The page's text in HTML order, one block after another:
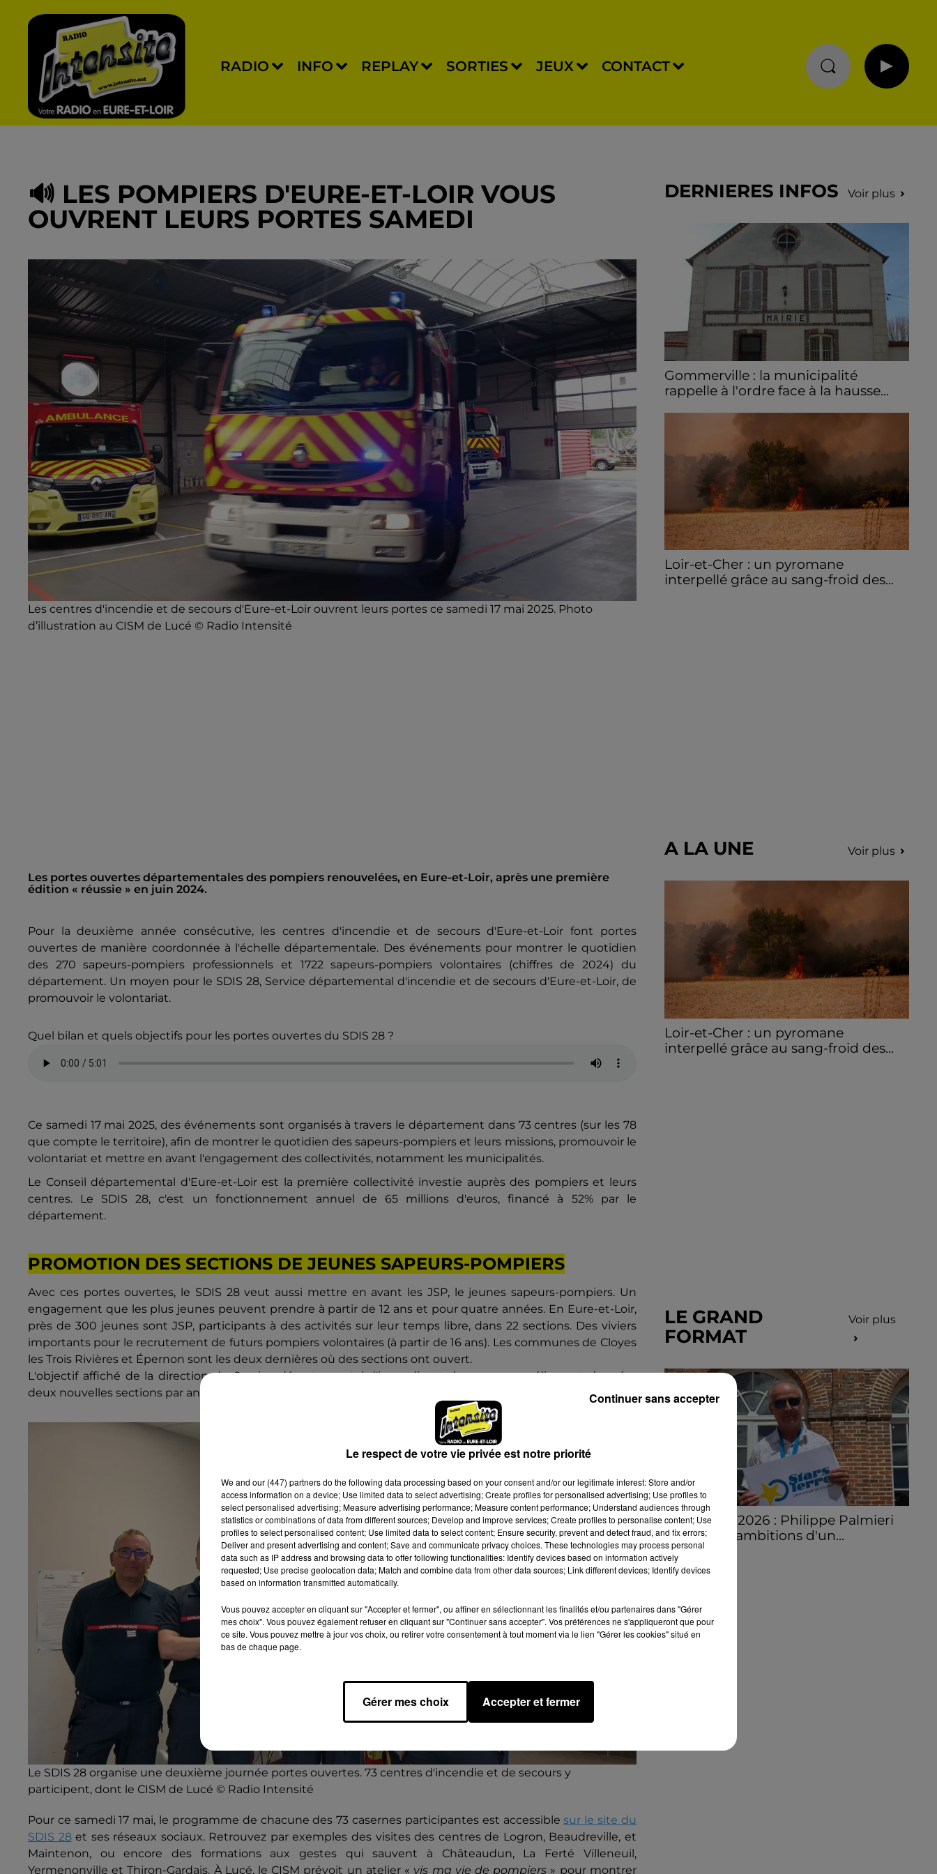
RADIO INFO REPLAY SORTIES JEUX CONTACT
🔊 LES POMPIERS D'EURE-ET-LOIR VOUS
OUVRENT LEURS PORTES SAMEDI
Les centres d'incendie et de secours d'Eure-et-Loir ouvrent leurs portes ce samedi 17 mai 2025. Photo
d’illustration au CISM de Lucé © Radio Intensité
Les portes ouvertes départementales des pompiers renouvelées, en Eure-et-Loir, après une première
édition « réussie » en juin 2024.
Pour la deuxième année consécutive, les centres d'incendie et de secours d'Eure-et-Loir font portes
ouvertes de manière coordonnée à l'échelle départementale. Des événements pour montrer le quotidien
des 270 sapeurs-pompiers professionnels et 1722 sapeurs-pompiers volontaires (chiffres de 2024) du
département. Un moyen pour le SDIS 28, Service départemental d'incendie et de secours d'Eure-et-Loir, de
promouvoir le volontariat.
Quel bilan et quels objectifs pour les portes ouvertes du SDIS 28 ?
Ce samedi 17 mai 2025, des événements sont organisés à travers le département dans 73 centres (sur les 78
que compte le territoire), afin de montrer le quotidien des sapeurs-pompiers et leurs missions, promouvoir le
volontariat et mettre en avant l'engagement des collectivités, notamment les municipalités.
Le Conseil départemental d'Eure-et-Loir est la première collectivité investie auprès des pompiers et leurs
centres. Le SDIS 28, c'est un fonctionnement annuel de 65 millions d'euros, financé à 52% par le
département.
PROMOTION DES SECTIONS DE JEUNES SAPEURS-POMPIERS
Avec ces portes ouvertes, le SDIS 28 veut aussi mettre en avant les JSP, le jeunes sapeurs-pompiers. Un
engagement que les plus jeunes peuvent prendre à partir de 12 ans et pour quatre années. En Eure-et-Loir,
près de 300 jeunes sont JSP, participants à des activités sur leur temps libre, dans 22 sections. Des viviers
importants pour le recrutement de futurs pompiers volontaires (à partir de 16 ans). Les communes de Cloyes
les Trois Rivières et Épernon sont les deux dernières où des sections ont ouvert.
L'objectif affiché de la direction du Service départemental d'incendie et de secours eurélien est de créer
deux nouvelles sections par an sur les cinq prochaines années.
Le SDIS 28 organise une deuxième journée portes ouvertes. 73 centres d'incendie et de secours y
participent, dont le CISM de Lucé © Radio Intensité
Pour ce samedi 17 mai, le programme de chacune des 73 casernes participantes est accessiblesur le site du
SDIS 28et ses réseaux sociaux. Retrouvez par exemples des visites des centres de Logron, Beaudreville, et
Maintenon, ou encore des formations aux gestes qui sauvent à Châteaudun, La Ferté Villeneuil,
Yermenonville et Thiron-Gardais. À Lucé, le CISM prévoit un atelier « vis ma vie de pompiers » pour montrer
DERNIERES INFOS Voir plus
Gommerville : la municipalité
rappelle à l'ordre face à la hausse...
gaspillé : face à la hausse des incivilités, la
mairie de Gommerville hausse...
Loir-et-Cher : un pyromane
interpellé grâce au sang-froid des...
A LA UNE Voir plus
Loir-et-Cher : un pyromane
interpellé grâce au sang-froid des...
LE GRAND
FORMAT
Voir plus
Stars'Terre 2026 : Philippe Palmieri
dévoile les ambitions d'un...
À quelques semaines de la première
édition de Stars'Terre, organisée du 18 au 20
Le respect de votre vie privée est notre priorité
We and our (447) partnersdo the following data processing based on your consent and/or our legitimate interest: Store and/or
access information on a device; Use limited data to select advertising; Create profiles for personalised advertising; Use profiles to
select personalised advertising; Measure advertising performance; Measure content performance; Understand audiences through
statistics or combinations of data from different sources; Develop and improve services; Create profiles to personalise content; Use
profiles to select personalised content; Use limited data to select content; Ensure security, prevent and detect fraud, and fix errors;
Deliver and present advertising and content; Save and communicate privacy choices. These technologies may process personal
data such as IP address and browsing data to offer following functionalities: Identify devices based on information actively
requested; Use precise geolocation data; Match and combine data from other data sources; Link different devices; Identify devices
based on information transmitted automatically.
Vous pouvez accepter en cliquant sur "Accepter et fermer", ou affiner en sélectionnant les finalités et/ou partenaires dans "Gérer
mes choix". Vous pouvez également refuser en cliquant sur "Continuer sans accepter". Vos préférences ne s'appliqueront que pour
ce site. Vous pouvez mettre à jour vos choix, ou retirer votre consentement à tout moment via le lien "Gérer les cookies" situé en
bas de chaque page.
Gérer mes choix Accepter et fermer
Continuer sans accepter